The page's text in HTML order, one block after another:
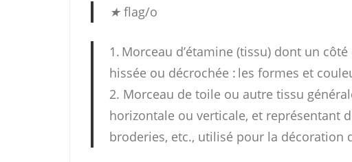
★flag/o
1. Morceau d’étamine (tissu) dont un
hissée ou décrochée : les formes et
2. Morceau de toile ou autre tissu
horizontale ou verticale, et représentant
broderies, etc., utilisé pour la décoration